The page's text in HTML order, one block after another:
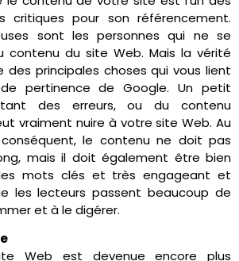
critiques pour son référencement.
sont les personnes qui ne se
contenu du site Web. Mais la vérité
des principales choses qui vous lient
pertinence de Google. Un petit
des erreurs, ou du contenu
vraiment nuire à votre site Web. Au
le contenu ne doit pas
mais il doit également être bien
mots clés et très engageant et
les lecteurs passent beaucoup de
et à le digérer.
Web est devenue encore plus